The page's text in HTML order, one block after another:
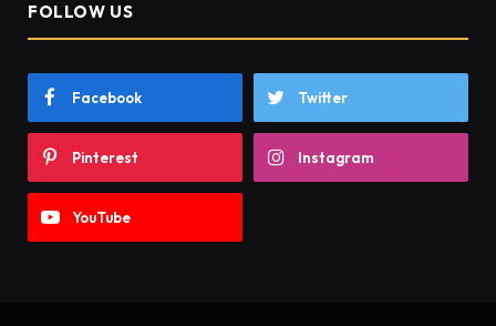
FOLLOW US
Facebook Twitter
Pinterest Instagram
YouTube